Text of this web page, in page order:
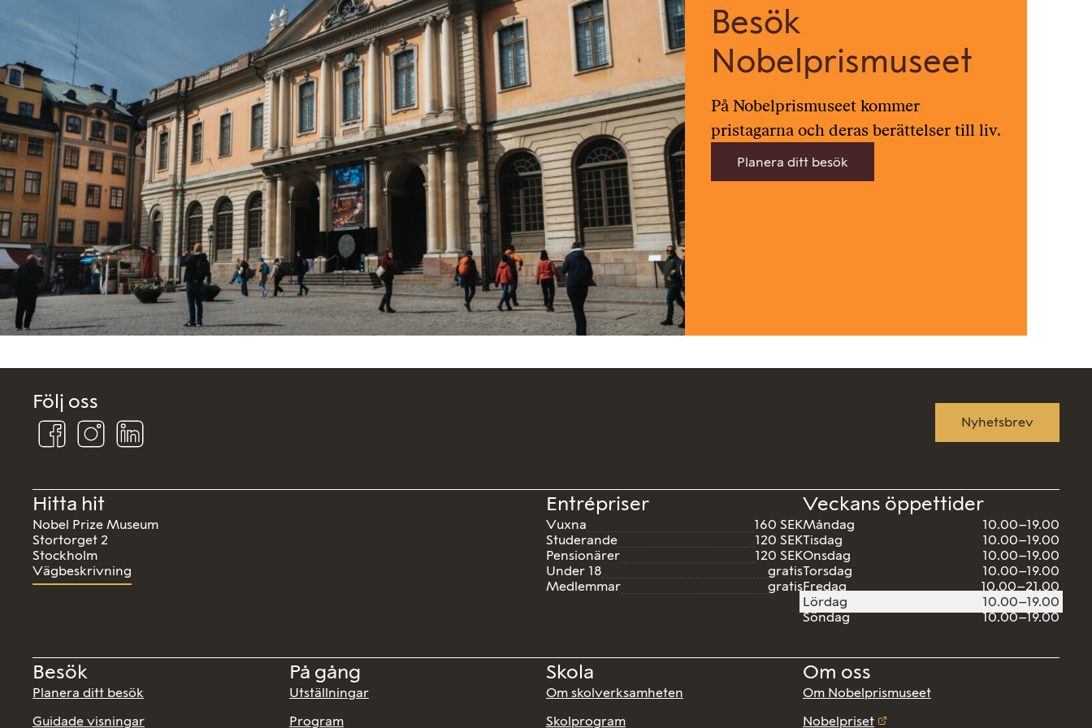
Besök
Nobelprismuseet
På Nobelprismuseet kommer
pristagarna och deras berättelser till liv.
Planera ditt besök
Följ oss
Följ
oss
på
Följ
på
Nyhetsbrev
Hitta hit
Nobel Prize Museum
Stortorget 2
Stockholm
Vägbeskrivning
Entrépriser
Vuxna
160 SEK
Studerande
120 SEK
Pensionärer
120 SEK
Under 18
gratis
Medlemmar
gratis
Veckans öppettider
Måndag
10.00–19.00
Tisdag
10.00–19.00
Onsdag
10.00–19.00
Torsdag
10.00–19.00
Fredag
10.00–21.00
Lördag
10.00–19.00
Söndag
10.00–19.00
Besök
Planera ditt besök
Guidade visningar
På gång
Utställningar
Program
Skola
Om skolverksamheten
Skolprogram
Om oss
Om Nobelprismuseet
Nobelpriset